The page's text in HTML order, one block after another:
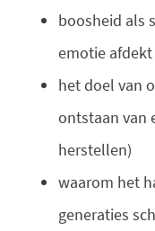
boosheid als
emotie afdekt
het doel van
ontstaan van
herstellen)
waarom het
generaties